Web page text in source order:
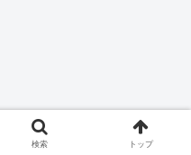
検索 トップ